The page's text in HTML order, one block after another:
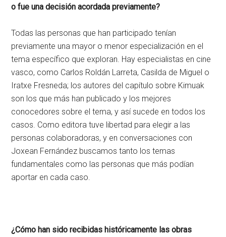
o fue una decisión acordada previamente?
Todas las personas que han participado tenían
previamente una mayor o menor especialización en el
tema específico que exploran. Hay especialistas en cine
vasco, como Carlos Roldán Larreta, Casilda de Miguel o
Iratxe Fresneda; los autores del capítulo sobre Kimuak
son los que más han publicado y los mejores
conocedores sobre el tema, y así sucede en todos los
casos. Como editora tuve libertad para elegir a las
personas colaboradoras, y en conversaciones con
Joxean Fernández buscamos tanto los temas
fundamentales como las personas que más podían
aportar en cada caso.
¿Cómo han sido recibidas históricamente las obras